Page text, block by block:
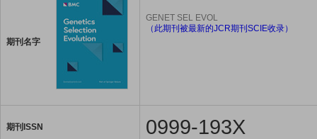
期刊名字
GENET SEL EVOL
（此期刊被最新的JCR期刊SCIE收录）
期刊ISSN 0999-193X